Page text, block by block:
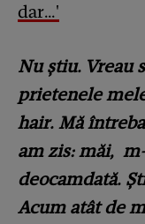
dar…'
Nu știu. Vreau
prietenele
hair. Mă
am zis: măi,
deocamdată.
Acum atât de